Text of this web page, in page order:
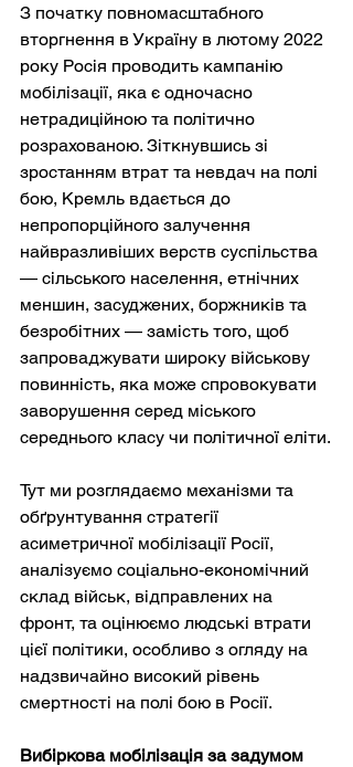
З початку повномасштабного
вторгнення в Україну в лютому 2022
року Росія проводить кампанію
мобілізації, яка є одночасно
нетрадиційною та політично
розрахованою. Зіткнувшись зі
зростанням втрат та невдач на полі
бою, Кремль вдається до
непропорційного залучення
найвразливіших верств суспільства
— сільського населення, етнічних
меншин, засуджених, боржників та
безробітних — замість того, щоб
запроваджувати широку військову
повинність, яка може спровокувати
заворушення серед міського
середнього класу чи політичної еліти.
Тут ми розглядаємо механізми та
обґрунтування стратегії
асиметричної мобілізації Росії,
аналізуємо соціально-економічний
склад військ, відправлених на
фронт, та оцінюємо людські втрати
цієї політики, особливо з огляду на
надзвичайно високий рівень
смертності на полі бою в Росії.
Вибіркова мобілізація за задумом